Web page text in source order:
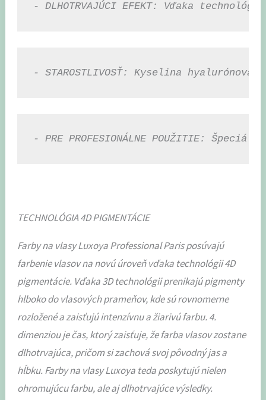
- DLHOTRVAJÚCI EFEKT: Vďaka
- STAROSTLIVOSŤ: Kyselina
- PRE PROFESIONÁLNE POUŽITIE:
TECHNOLÓGIA 4D PIGMENTÁCIE
Farby na vlasy Luxoya Professional Paris posúvajú
farbenie vlasov na novú úroveň vďaka technológii 4D
pigmentácie. Vďaka 3D technológii prenikajú pigmenty
hlboko do vlasových prameňov, kde sú rovnomerne
rozložené a zaisťujú intenzívnu a žiarivú farbu. 4.
dimenziou je čas, ktorý zaisťuje, že farba vlasov zostane
dlhotrvajúca, pričom si zachová svoj pôvodný jas a
hĺbku. Farby na vlasy Luxoya teda poskytujú nielen
ohromujúcu farbu, ale aj dlhotrvajúce výsledky.